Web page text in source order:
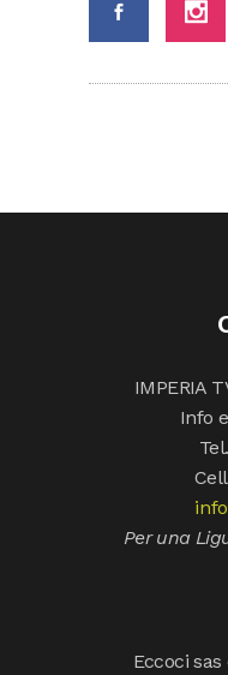
IMPERIA
Info
Per una
Eccoci